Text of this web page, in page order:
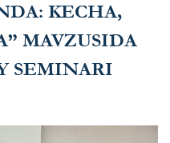
KECHA,
MAVZUSIDA
SEMINARI